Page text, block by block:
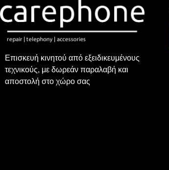
Επισκευή κινητού από εξειδικευμένους
τεχνικούς, με δωρεάν παραλαβή και
αποστολή στο χώρο σας